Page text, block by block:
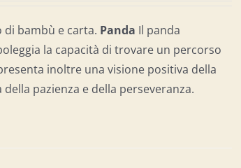
bambù e carta. Panda Il panda
la capacità di trovare un percorso
inoltre una visione positiva della
della pazienza e della perseveranza.